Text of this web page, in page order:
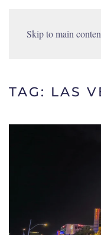
Skip to main
TAG: LAS